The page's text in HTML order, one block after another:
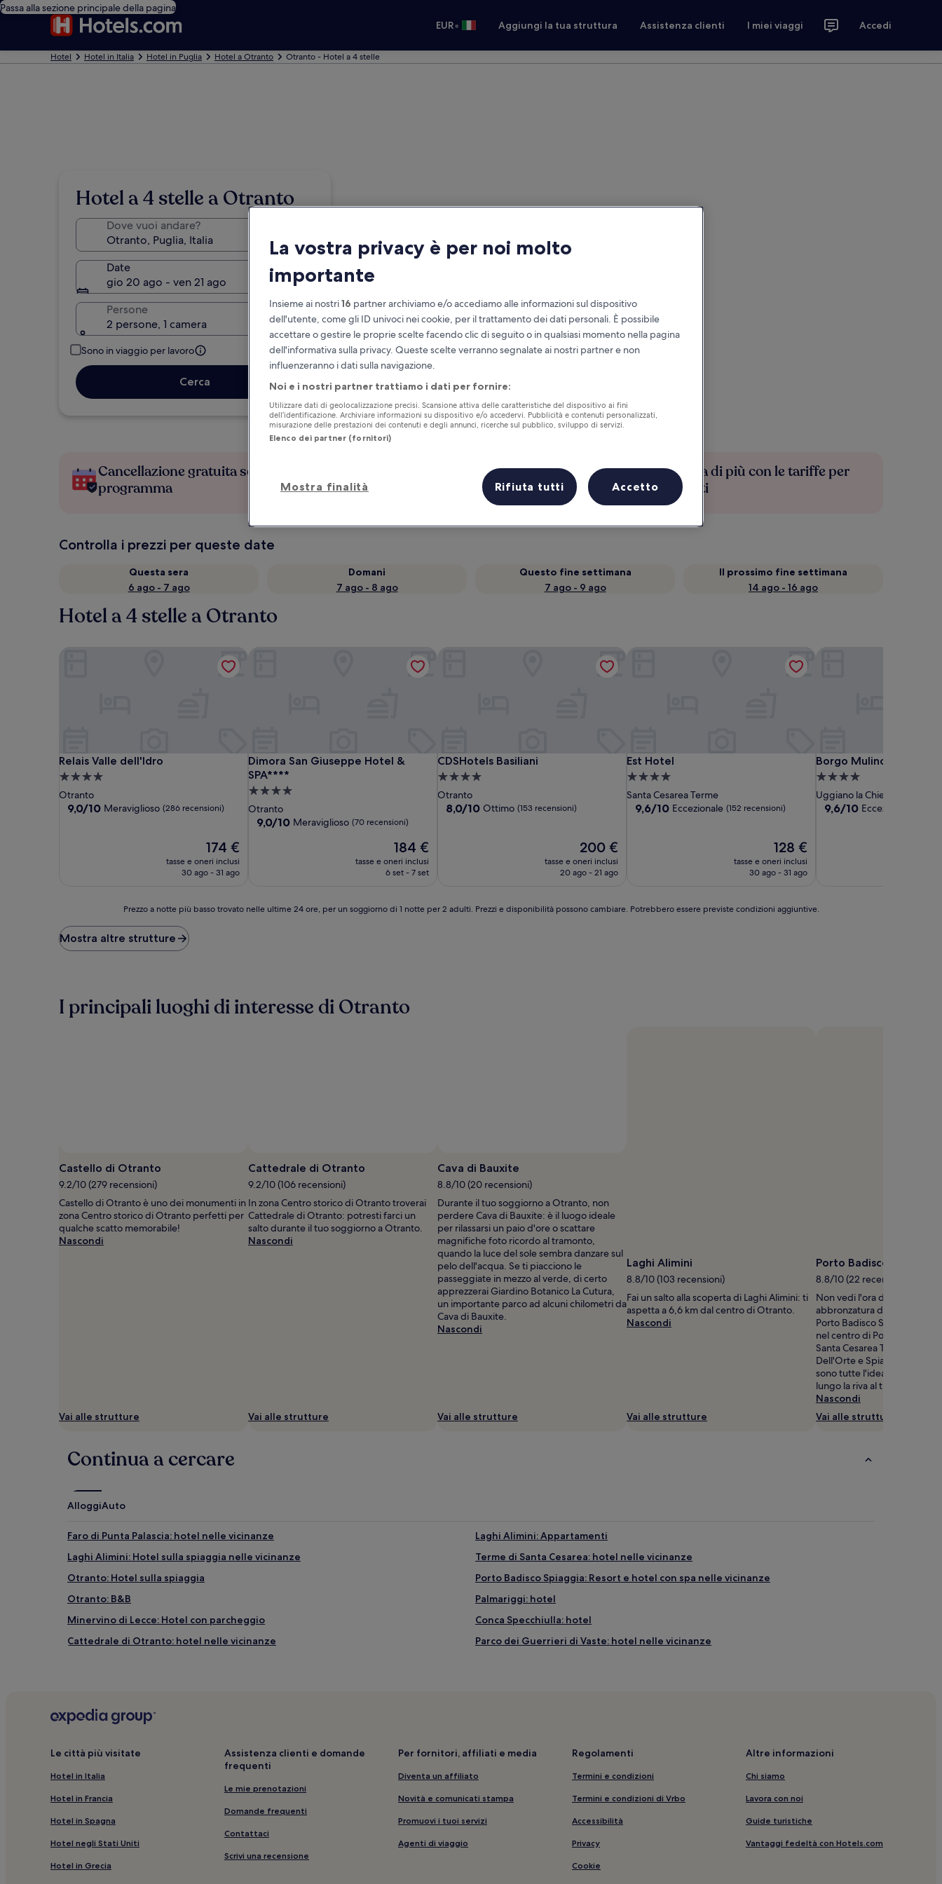
Passa alla sezione principale della pagina
EUR• Aggiungi la tua struttura Assistenza clienti I miei viaggi Accedi
Hotel Hotel in Italia Hotel in Puglia Hotel a Otranto Otranto - Hotel a 4 stelle
Hotel a 4 stelle a Otranto
Dove vuoi andare?
Date
gio 20 ago - ven 21 ago
Persone
2 persone, 1 camera
Sono in viaggio per lavoro
Cerca
Cancellazione gratuita se cambi
programma
Accumula vantaggi con ogni notte di
Risparmia di più con le tariffe per
soli iscritti
Controlla i prezzi per queste date
Questa sera
6 ago - 7 ago
Domani
7 ago - 8 ago
Questo fine settimana
7 ago - 9 ago
Il prossimo fine settimana
14 ago - 16 ago
Hotel a 4 stelle a Otranto
Relais Valle dell'Idro
Relais Valle dell'Idro
Struttura
a
4.0
Otranto
9.0
9,0/10 Meraviglioso (286 recensioni)
Il
prezzo
attuale
174 €
tasse e oneri inclusi
30 ago - 31 ago
Dimora San Giuseppe Hotel &
SPA****
Dimora San Giuseppe Hotel & SPA****
Struttura
a
4.0
Otranto
9.0
9,0/10 Meraviglioso (70 recensioni)
Il
prezzo
attuale
184 €
tasse e oneri inclusi
6 set - 7 set
Dimora San Giuseppe Hotel & SPA****
CDSHotels Basiliani
CDSHotels Basiliani
Struttura
a
4.0
Otranto
8.0
8,0/10 Ottimo (153 recensioni)
Il
prezzo
attuale
200 €
tasse e oneri inclusi
20 ago - 21 ago
Est Hotel
Est Hotel
Struttura
a
4.0
Santa Cesarea Terme
9.6
9,6/10 Eccezionale (152 recensioni)
Il
prezzo
attuale
128 €
tasse e oneri inclusi
30 ago - 31 ago
Borgo Mulino a Vento -
Borgo Mulino a Vento -
Struttura
a
4.0
Uggiano la Chiesa
9.6
9,6/10 Eccezionale
notte
più
ultime
24
e
disponibilità
possono
cambiare.
Potrebbero
essere
previste
condizioni
Prezzo a notte più basso trovato nelle ultime 24 ore, per un soggiorno di 1 notte per 2 adulti. Prezzi e disponibilità possono cambiare. Potrebbero essere previste condizioni aggiuntive.
Mostra altre strutture
I principali luoghi di interesse di Otranto
Castello di Otranto
9.2/10 (279 recensioni)
Castello di Otranto è uno dei monumenti in
zona Centro storico di Otranto perfetti per
qualche scatto memorabile!
Nascondi
Vai alle strutture
Cattedrale di Otranto
9.2/10 (106 recensioni)
In zona Centro storico di Otranto troverai
Cattedrale di Otranto: potresti farci un
salto durante il tuo soggiorno a Otranto.
Nascondi
Vai alle strutture
Cava di Bauxite
8.8/10 (20 recensioni)
Durante il tuo soggiorno a Otranto, non
perdere Cava di Bauxite: è il luogo ideale
per rilassarsi un paio d'ore o scattare
magnifiche foto ricordo al tramonto,
quando la luce del sole sembra danzare sul
pelo dell'acqua. Se ti piacciono le
passeggiate in mezzo al verde, di certo
apprezzerai Giardino Botanico La Cutura,
un importante parco ad alcuni chilometri da
Cava di Bauxite.
Nascondi
Vai alle strutture
Laghi Alimini
8.8/10 (103 recensioni)
Fai un salto alla scoperta di Laghi Alimini: ti
aspetta a 6,6 km dal centro di Otranto.
Nascondi
Vai alle strutture
Porto Badisco Spiaggia
8.8/10 (22 recensioni)
Non vedi l'ora di poter
abbronzatura da fare
Porto Badisco Spiaggia, un
nel centro di Porto Badisco.
Santa Cesarea Terme,
Dell'Orte e Spiaggia di
sono tutte l'ideale per una
lungo la riva al tramonto.
Nascondi
Vai alle strutture
Continua a cercare
AlloggiAuto
Faro di Punta Palascia: hotel nelle vicinanze
Laghi Alimini: Appartamenti
Laghi Alimini: Hotel sulla spiaggia nelle vicinanze
Terme di Santa Cesarea: hotel nelle vicinanze
Otranto: Hotel sulla spiaggia
Porto Badisco Spiaggia: Resort e hotel con spa nelle vicinanze
Otranto: B&B
Palmariggi: hotel
Minervino di Lecce: Hotel con parcheggio
Conca Specchiulla: hotel
Cattedrale di Otranto: hotel nelle vicinanze
Parco dei Guerrieri di Vaste: hotel nelle vicinanze
Laghi Alimini: Hotel con animali ammessi nelle vicinanze
Laghi Alimini: Hotel di lusso nelle vicinanze
Stazione di Giurdignano: hotel nelle vicinanze
Uggiano la Chiesa: Hotel con colazione gratuita
Otranto: Hotel con cucina
Porto Badisco Spiaggia: Hotel con parcheggio nelle vicinanze
Muro Leccese: Hotel con animali ammessi
Le città più visitate
Hotel in Italia
Hotel in Francia
Hotel in Spagna
Hotel negli Stati Uniti
Hotel in Grecia
Assistenza clienti e domande
frequenti
Le mie prenotazioni
Domande frequenti
Contattaci
Scrivi una recensione
Per fornitori, affiliati e media
Diventa un affiliato
Novità e comunicati stampa
Promuovi i tuoi servizi
Agenti di viaggio
Regolamenti
Termini e condizioni
Termini e condizioni di Vrbo
Accessibilità
Privacy
Cookie
Altre informazioni
Chi siamo
Lavora con noi
Guide turistiche
Vantaggi fedeltà con Hotels.com
La vostra privacy è per noi molto
importante
Insieme ai nostri16 partner archiviamo e/o accediamo alle informazioni sul dispositivo
dell'utente, come gli ID univoci nei cookie, per il trattamento dei dati personali. È possibile
accettare o gestire le proprie scelte facendo clic di seguito o in qualsiasi momento nella pagina
dell'informativa sulla privacy. Queste scelte verranno segnalate ai nostri partner e non
influenzeranno i dati sulla navigazione.
Noi e i nostri partner trattiamo i dati per fornire:
Utilizzare dati di geolocalizzazione precisi. Scansione attiva delle caratteristiche del dispositivo ai fini
dell’identificazione. Archiviare informazioni su dispositivo e/o accedervi. Pubblicità e contenuti personalizzati,
misurazione delle prestazioni dei contenuti e degli annunci, ricerche sul pubblico, sviluppo di servizi.
Elenco dei partner (fornitori)
Mostra finalità Rifiuta tutti Accetto